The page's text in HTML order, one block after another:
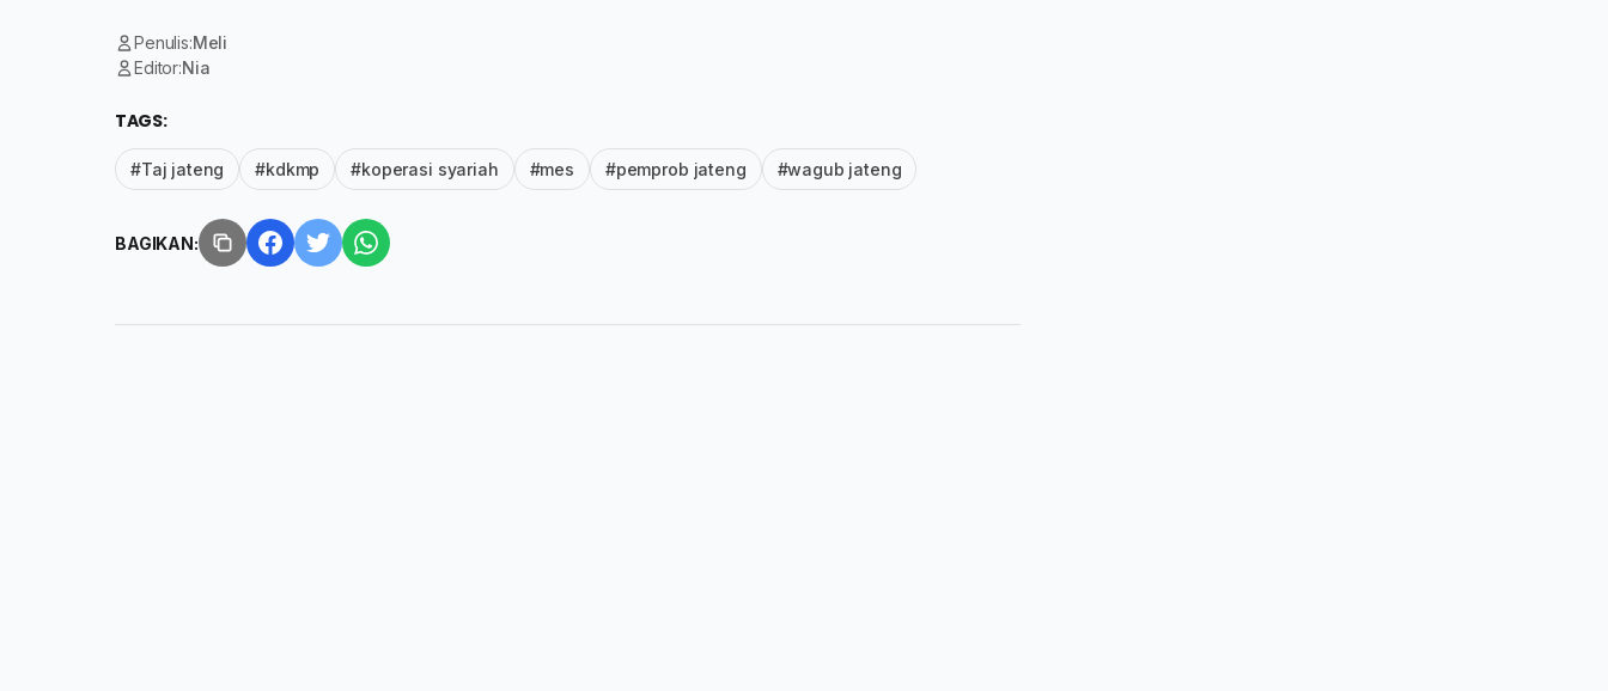
Penulis:Meli
Editor:Nia
TAGS:
#Taj jateng #kdkmp #koperasi syariah #mes #pemprob jateng #wagub jateng
BAGIKAN: